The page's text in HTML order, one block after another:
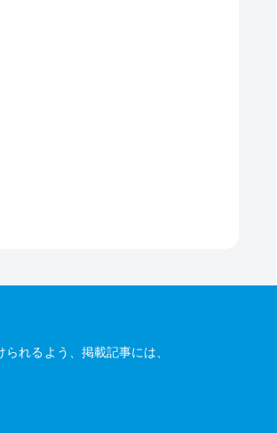
れるよう、掲載記事には、